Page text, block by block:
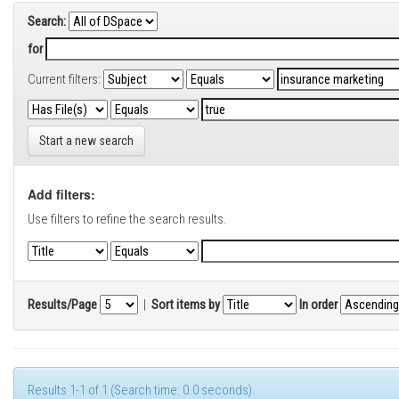
Search:
for
Current filters:
Start a new search
Add filters:
Use filters to refine the search results.
Results/Page | Sort items by In order
Results 1-1 of 1 (Search time: 0.0 seconds).